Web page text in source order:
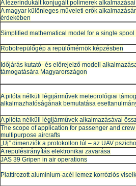
A lézerindukált konjugált polimerek alkalmazásai
A magyar különleges műveleti erők
érdekében
Simplified mathematical model for a single
Robotrepülőgép a repülőmérnök képzésben
Időjárás kutató- és előrejelző modell
támogatására Magyarországon
A pilóta nélküli légijárművek meteorológiai
alkalmazhatóságának bemutatása
A pilóta nélküli légijárművek alkalmazásával
The scope of application for passenger and
multipurpose aircrafts
„Új” dimenziók a protokollon túl – az UAV
A repülésirányítás elektronikai zavarása
JAS 39 Gripen in air operations
Plattírozott alumínium-acél lemez korróziós